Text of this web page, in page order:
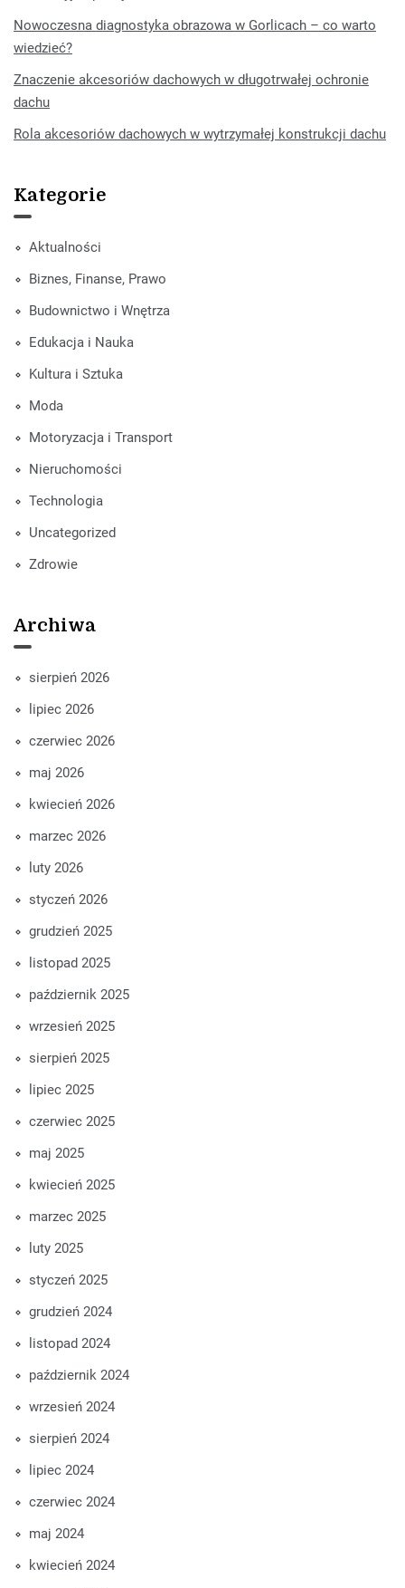
Nowoczesna diagnostyka obrazowa w Gorlicach – co warto
wiedzieć?
Znaczenie akcesoriów dachowych w długotrwałej ochronie
dachu
Rola akcesoriów dachowych w wytrzymałej konstrukcji dachu
Kategorie
Aktualności
Biznes, Finanse, Prawo
Budownictwo i Wnętrza
Edukacja i Nauka
Kultura i Sztuka
Moda
Motoryzacja i Transport
Nieruchomości
Technologia
Uncategorized
Zdrowie
Archiwa
sierpień 2026
lipiec 2026
czerwiec 2026
maj 2026
kwiecień 2026
marzec 2026
luty 2026
styczeń 2026
grudzień 2025
listopad 2025
październik 2025
wrzesień 2025
sierpień 2025
lipiec 2025
czerwiec 2025
maj 2025
kwiecień 2025
marzec 2025
luty 2025
styczeń 2025
grudzień 2024
listopad 2024
październik 2024
wrzesień 2024
sierpień 2024
lipiec 2024
czerwiec 2024
maj 2024
kwiecień 2024